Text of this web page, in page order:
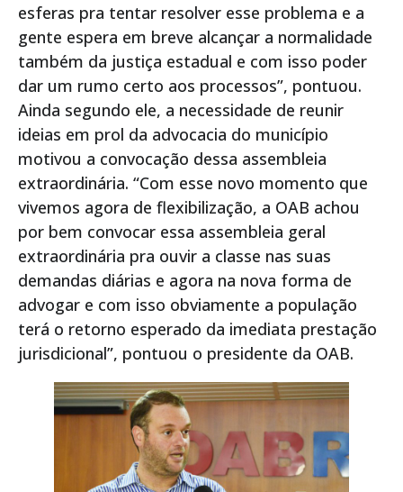
esferas pra tentar resolver esse problema e a
gente espera em breve alcançar a normalidade
também da justiça estadual e com isso poder
dar um rumo certo aos processos”, pontuou.
Ainda segundo ele, a necessidade de reunir
ideias em prol da advocacia do município
motivou a convocação dessa assembleia
extraordinária. “Com esse novo momento que
vivemos agora de flexibilização, a OAB achou
por bem convocar essa assembleia geral
extraordinária pra ouvir a classe nas suas
demandas diárias e agora na nova forma de
advogar e com isso obviamente a população
terá o retorno esperado da imediata prestação
jurisdicional”, pontuou o presidente da OAB.